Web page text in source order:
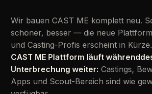
Wir bauen CAST ME komplett neu.
schöner, besser — die neue
und Casting-Profis erscheint in Kürze.
CAST ME Plattform läuft
Unterbrechung weiter: Castings,
Apps und Scout-Bereich sind wie